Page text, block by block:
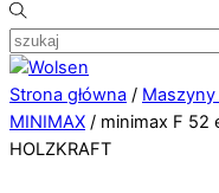
Strona główna /
MINIMAX / minimax F 52
HOLZKRAFT